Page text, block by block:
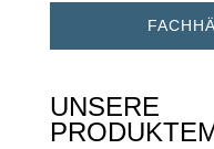
UNSERE